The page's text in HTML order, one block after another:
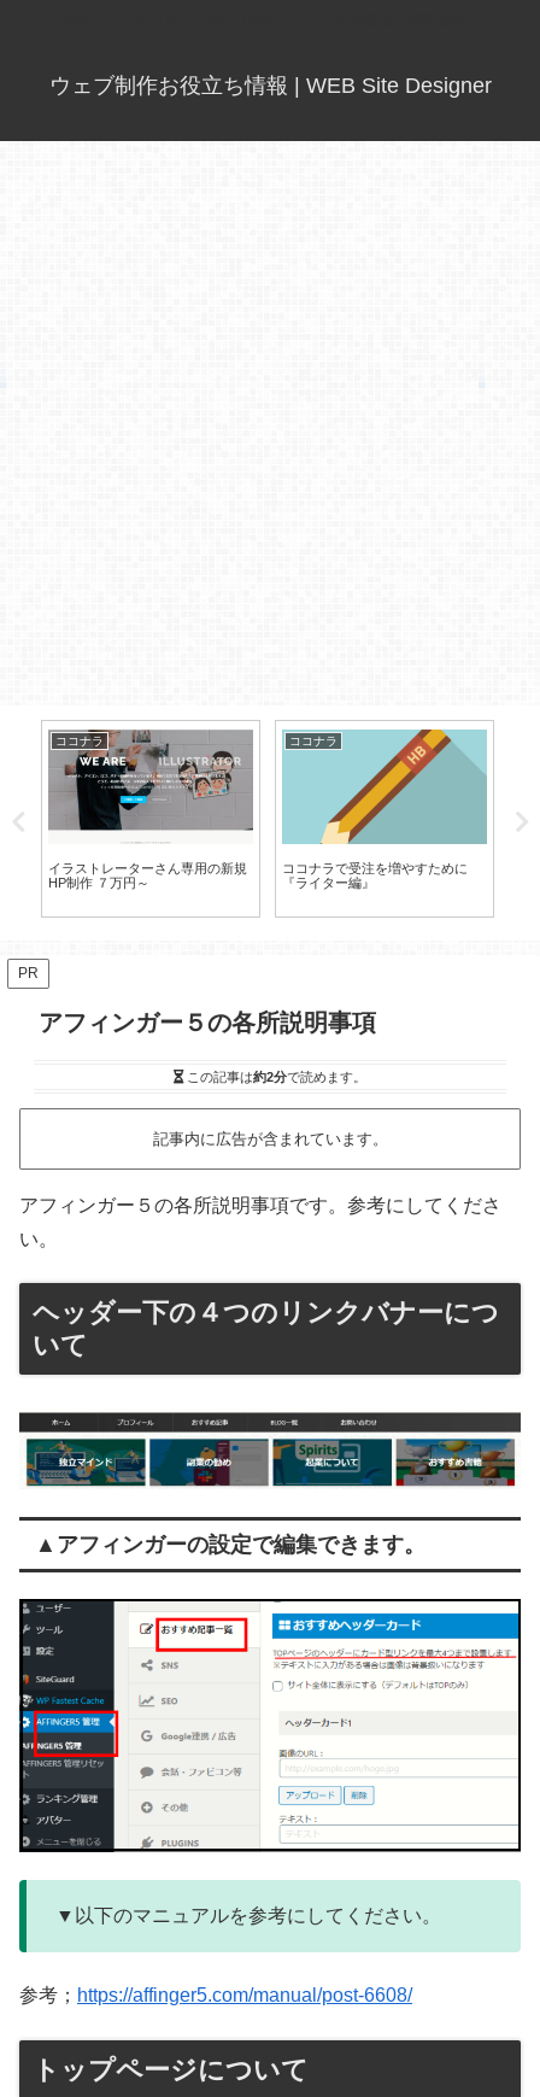
ウェブ制作お役立ち情報 | WEB Site Designer
ココナラ
イラストレーターさん専用の新規
HP制作 ７万円～
ココナラ
ココナラで受注を増やすために
『ライター編』
PR
アフィンガー５の各所説明事項
この記事は約2分で読めます。
記事内に広告が含まれています。
アフィンガー５の各所説明事項です。参考にしてくださ
い。
ヘッダー下の４つのリンクバナーにつ
いて
▲アフィンガーの設定で編集できます。
▼以下のマニュアルを参考にしてください。
参考； https://affinger5.com/manual/post-6608/
トップページについて